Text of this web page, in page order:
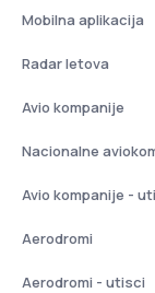
Mobilna aplikacija
Radar letova
Avio kompanije
Nacionalne
Avio kompanije -
Aerodromi
Aerodromi - utisci